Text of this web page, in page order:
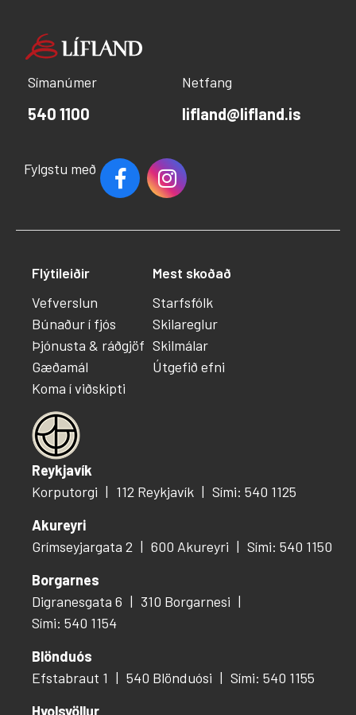
Símanúmer
540 1100
Netfang
lifland@lifland.is
Fylgstu með
Reykjavík
Korputorgi
112 Reykjavík
Sími: 540 1125
Akureyri
Grímseyjargata 2
600 Akureyri
Sími: 540 1150
Borgarnes
Digranesgata 6
310 Borgarnesi
Sími: 540 1154
Blönduós
Efstabraut 1
540 Blönduósi
Sími: 540 1155
Hvolsvöllur
Flýtileiðir
Vefverslun
Búnaður í fjós
Þjónusta & ráðgjöf
Gæðamál
Koma í viðskipti
Mest skoðað
Starfsfólk
Skilareglur
Skilmálar
Útgefið efni